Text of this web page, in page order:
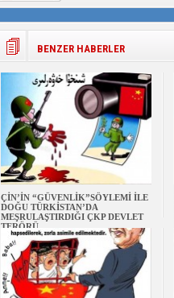
BENZER HABERLER
ÇİN’İN “GÜVENLİK”SÖYLEMİ İLE
DOĞU TÜRKİSTAN’DA
MEŞRULAŞTIRDIĞI ÇKP DEVLET
TERÖRÜ